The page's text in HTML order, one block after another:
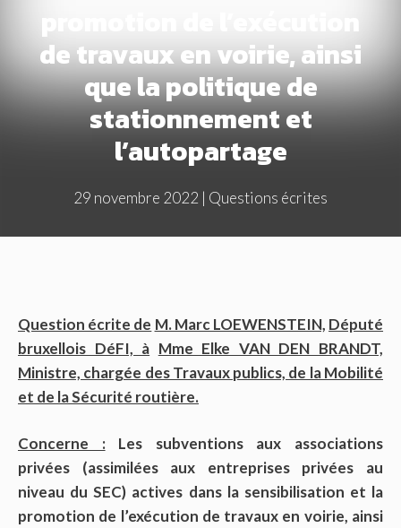
promotion de l’exécution
de travaux en voirie, ainsi
que la politique de
stationnement et
l’autopartage
29 novembre 2022 | Questions écrites
Question écrite de M. Marc LOEWENSTEIN, Député
bruxellois DéFI, à Mme Elke VAN DEN BRANDT,
Ministre, chargée des Travaux publics, de la Mobilité
et de la Sécurité routière.
Concerne :Les subventions aux associations
privées (assimilées aux entreprises privées au
niveau du SEC) actives dans la sensibilisation et la
promotion de l’exécution de travaux en voirie, ainsi